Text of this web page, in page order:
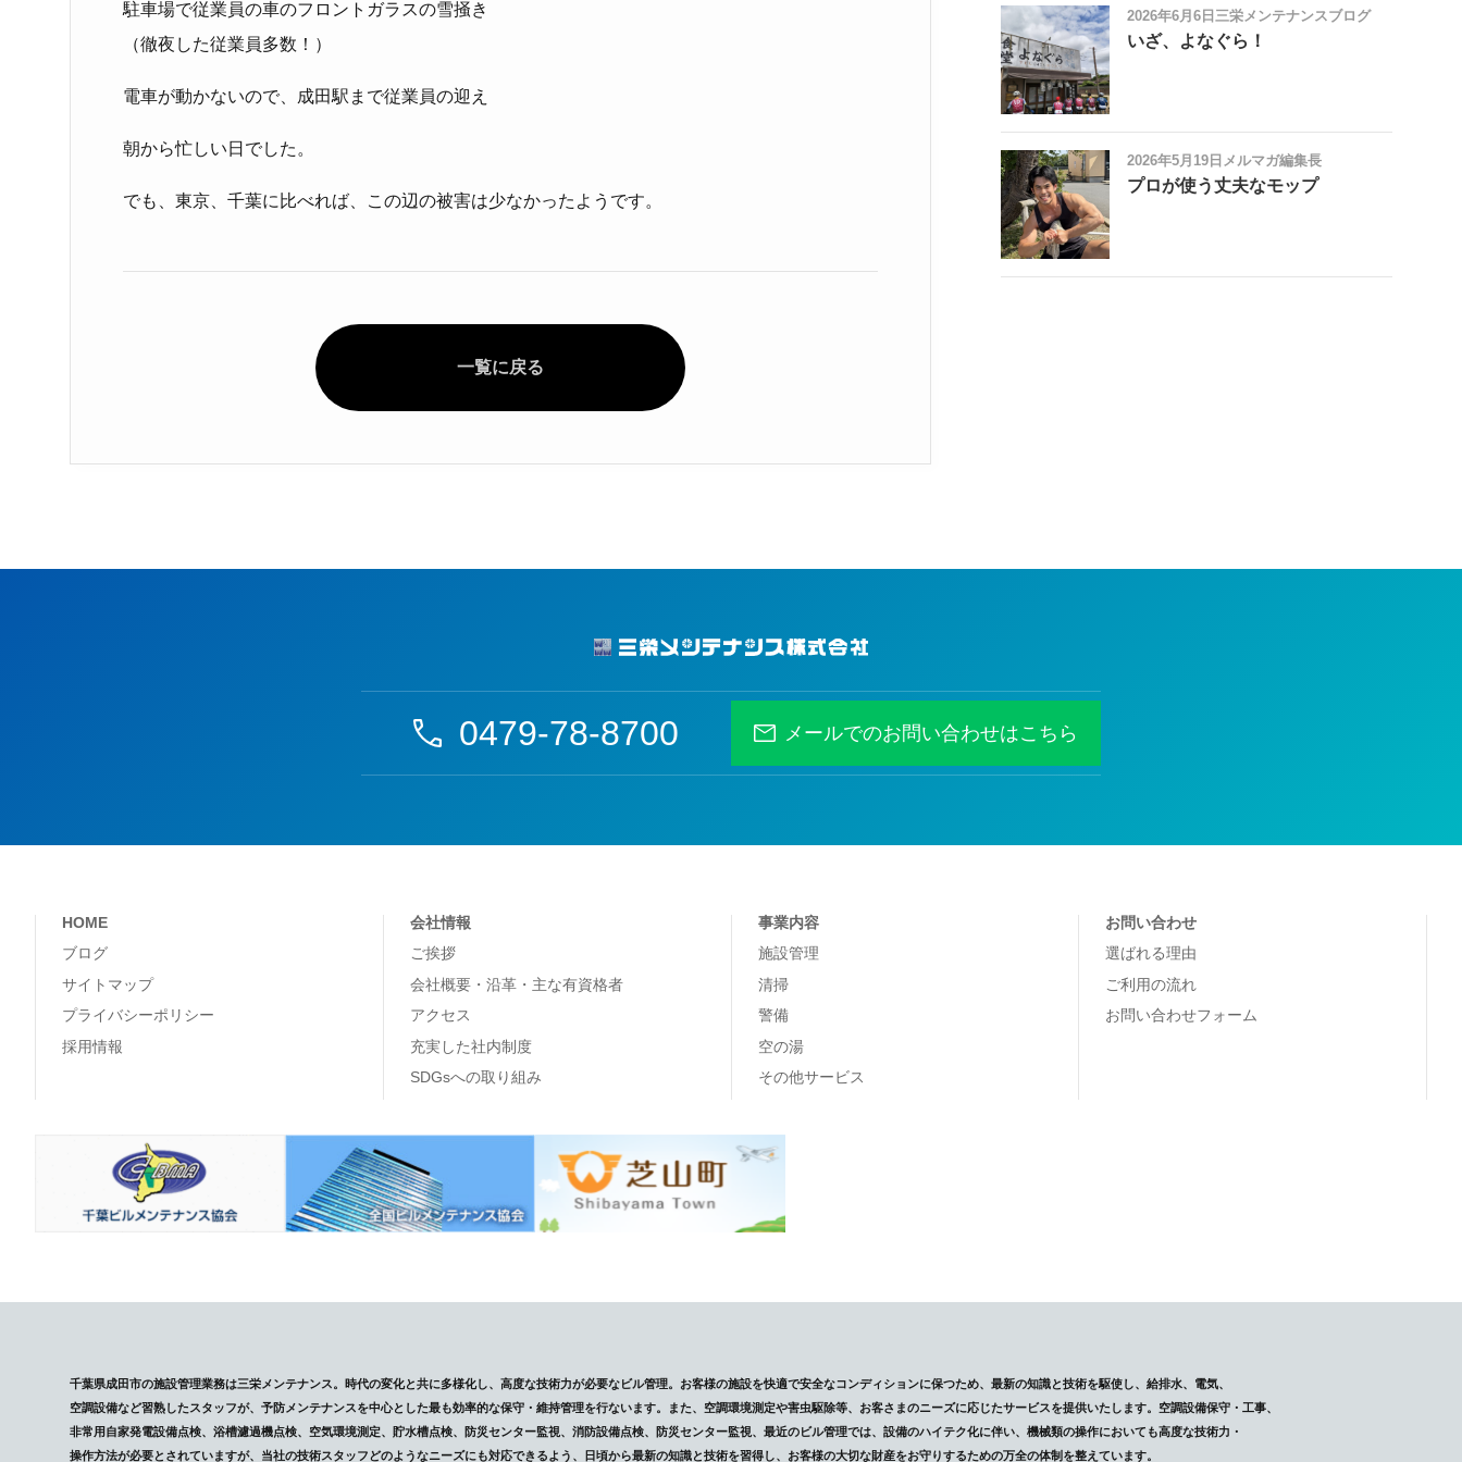
駐車場で従業員の車のフロントガラスの雪掻き
（徹夜した従業員多数！）
電車が動かないので、成田駅まで従業員の迎え
朝から忙しい日でした。
でも、東京、千葉に比べれば、この辺の被害は少なかったようです。
一覧に戻る
2026年6月6日 三栄メンテナンスブログ
いざ、よなぐら！
2026年5月19日 メルマガ編集長
プロが使う丈夫なモップ
0479-78-8700 メールでのお問い合わせはこちら
HOME
ブログ
サイトマップ
プライバシーポリシー
採用情報
会社情報
ご挨拶
会社概要・沿革・主な有資格者
アクセス
充実した社内制度
SDGsへの取り組み
事業内容
施設管理
清掃
警備
空の湯
その他サービス
お問い合わせ
選ばれる理由
ご利用の流れ
お問い合わせフォーム
千葉県成田市の施設管理業務は三栄メンテナンス。時代の変化と共に多様化し、高度な技術力が必要なビル管理。お客様の施設を快適で安全なコンディションに保つため、最新の知識と技術を駆使し、給排水、電気、
空調設備など習熟したスタッフが、予防メンテナンスを中心とした最も効率的な保守・維持管理を行ないます。また、空調環境測定や害虫駆除等、お客さまのニーズに応じたサービスを提供いたします。空調設備保守・工事、
非常用自家発電設備点検、浴槽濾過機点検、空気環境測定、貯水槽点検、防災センター監視、消防設備点検、防災センター監視、最近のビル管理では、設備のハイテク化に伴い、機械類の操作においても高度な技術力・
操作方法が必要とされていますが、当社の技術スタッフどのようなニーズにも対応できるよう、日頃から最新の知識と技術を習得し、お客様の大切な財産をお守りするための万全の体制を整えています。